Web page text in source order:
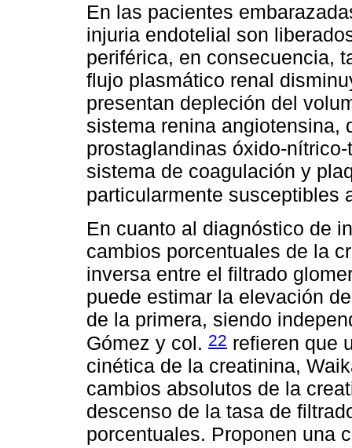
En las pacientes
injuria endotelial son
periférica, en consecuencia,
flujo plasmático renal
presentan depleción del
sistema renina angiotensina,
prostaglandinas óxido-
sistema de coagulación y
particularmente susceptibles
En cuanto al diagnóstico de
cambios porcentuales de la
inversa entre el filtrado
puede estimar la elevación
de la primera, siendo
Gómez y col. 22 refieren que
cinética de la creatinina,
cambios absolutos de la
descenso de la tasa de
porcentuales. Proponen una